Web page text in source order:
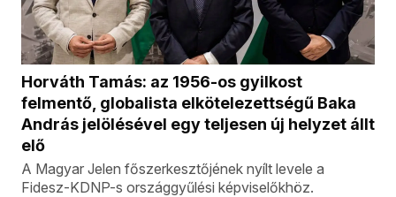
Horváth Tamás: az 1956-os gyilkost
felmentő, globalista elkötelezettségű Baka
András jelölésével egy teljesen új helyzet állt
elő
A Magyar Jelen főszerkesztőjének nyílt levele a
Fidesz-KDNP-s országgyűlési képviselőkhöz.